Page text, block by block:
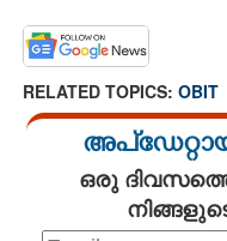
RELATED TOPICS: OBIT
ഒരു